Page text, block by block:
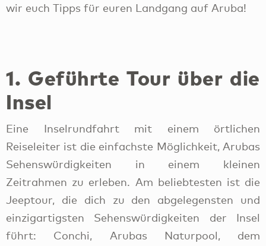
wir euch Tipps für euren Landgang auf Aruba!
1. Geführte Tour über die
Insel
Eine Inselrundfahrt mit einem örtlichen
Reiseleiter ist die einfachste Möglichkeit, Arubas
Sehenswürdigkeiten in einem kleinen
Zeitrahmen zu erleben. Am beliebtesten ist die
Jeeptour, die dich zu den abgelegensten und
einzigartigsten Sehenswürdigkeiten der Insel
führt: Conchi, Arubas Naturpool, dem